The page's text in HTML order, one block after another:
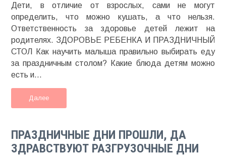
Дети, в отличие от взрослых, сами не могут
определить, что можно кушать, а что нельзя.
Ответственность за здоровье детей лежит на
родителях. ЗДОРОВЬЕ РЕБЕНКА И ПРАЗДНИЧНЫЙ
СТОЛ Как научить малыша правильно выбирать еду
за праздничным столом? Какие блюда детям можно
есть и...
Далее
ПРАЗДНИЧНЫЕ ДНИ ПРОШЛИ, ДА
ЗДРАВСТВУЮТ РАЗГРУЗОЧНЫЕ ДНИ